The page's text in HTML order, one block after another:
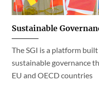
Sustainable
The SGI is a platform
sustainable governance
EU and OECD countries